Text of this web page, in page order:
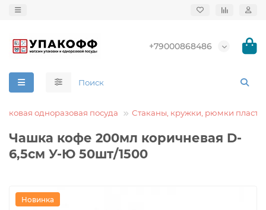
+79000868486
одноразовая посуда Стаканы, кружки, рюмки
Чашка кофе 200мл коричневая D-
6,5см У-Ю 50шт/1500
Новинка